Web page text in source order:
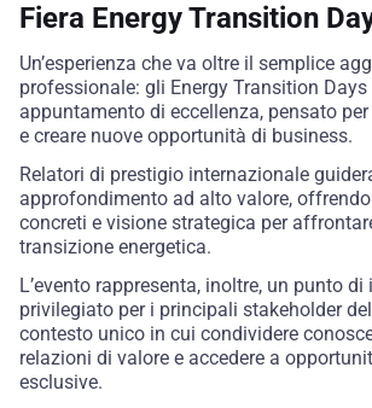
Fiera Energy Transition
Un’esperienza che va oltre il semplice
professionale: gli Energy Transition Days
appuntamento di eccellenza, pensato
e creare nuove opportunità di business.
Relatori di prestigio internazionale
approfondimento ad alto valore,
concreti e visione strategica per
transizione energetica.
L’evento rappresenta, inoltre, un punto
privilegiato per i principali stakeholder
contesto unico in cui condividere
relazioni di valore e accedere a
esclusive.